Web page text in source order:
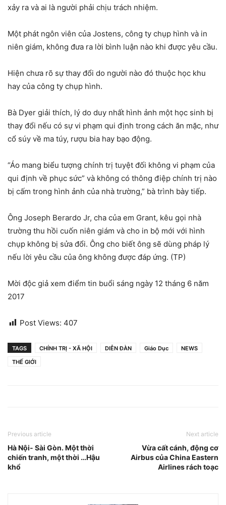
xảy ra và ai là người phải chịu trách nhiệm.
Một phát ngôn viên của Jostens, công ty chụp hình và in
niên giám, không đưa ra lời bình luận nào khi được yêu cầu.
Hiện chưa rõ sự thay đổi do người nào đó thuộc học khu
hay của công ty chụp hình.
Bà Dyer giải thích, lý do duy nhất hình ảnh một học sinh bị
thay đổi nếu có sự vi phạm qui định trong cách ăn mặc, như
cổ súy về ma túy, rượu bia hay bạo động.
“Áo mang biểu tượng chính trị tuyệt đối không vi phạm của
qui định về phục sức” và không có thông điệp chính trị nào
bị cấm trong hình ảnh của nhà trường,” bà trình bày tiếp.
Ông Joseph Berardo Jr, cha của em Grant, kêu gọi nhà
trường thu hồi cuốn niên giám và cho in bộ mới với hình
chụp không bị sửa đổi. Ông cho biết ông sẽ dùng pháp lý
nếu lời yêu cầu của ông không được đáp ứng. (TP)
Mời độc giả xem điểm tin buổi sáng ngày 12 tháng 6 năm
2017
Post Views: 407
TAGS CHÍNH TRỊ - XÃ HỘI DIỄN ĐÀN Giáo Dục
NEWS
THẾ GIỚI
Previous article
Hà Nội- Sài Gòn. Một thời
chiến tranh, một thời …Hậu
khổ
Next article
Vừa cất cánh, động cơ
Airbus của China Eastern
Airlines rách toạc